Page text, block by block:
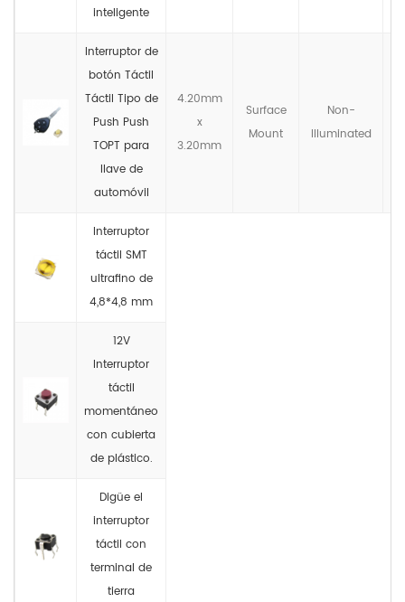
inteligente
Interruptor de
botón Táctil
Táctil Tipo de
Push Push
TOPT para
llave de
automóvil
4.20mm
x
3.20mm
Surface
Mount
Non-
llluminated
Interruptor
táctil SMT
ultrafino de
4,8*4,8 mm
12V
Interruptor
táctil
momentáneo
con cubierta
de plástico.
Digüe el
interruptor
táctil con
terminal de
tierra